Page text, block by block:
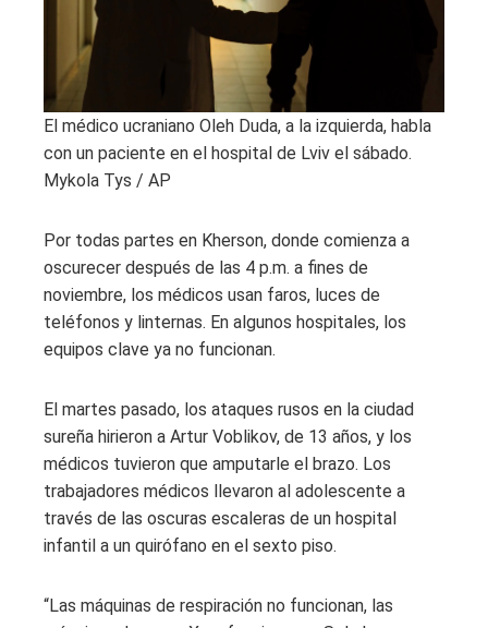
El médico ucraniano Oleh Duda, a la izquierda, habla
con un paciente en el hospital de Lviv el sábado.
Mykola Tys / AP
Por todas partes en Kherson, donde comienza a
oscurecer después de las 4 p.m. a fines de
noviembre, los médicos usan faros, luces de
teléfonos y linternas. En algunos hospitales, los
equipos clave ya no funcionan.
El martes pasado, los ataques rusos en la ciudad
sureña hirieron a Artur Voblikov, de 13 años, y los
médicos tuvieron que amputarle el brazo. Los
trabajadores médicos llevaron al adolescente a
través de las oscuras escaleras de un hospital
infantil a un quirófano en el sexto piso.
“Las máquinas de respiración no funcionan, las